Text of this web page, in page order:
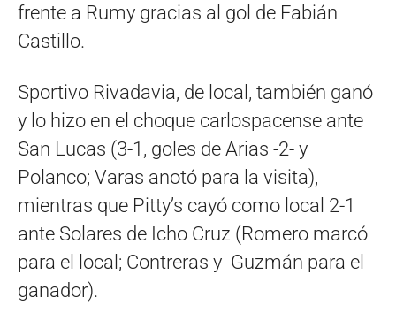
frente a Rumy gracias al gol de Fabián
Castillo.
Sportivo Rivadavia, de local, también ganó
y lo hizo en el choque carlospacense ante
San Lucas (3-1, goles de Arias -2- y
Polanco; Varas anotó para la visita),
mientras que Pitty’s cayó como local 2-1
ante Solares de Icho Cruz (Romero marcó
para el local; Contreras y Guzmán para el
ganador).